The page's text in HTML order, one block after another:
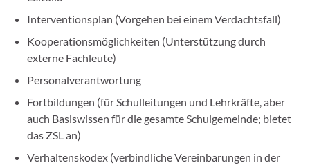
Interventionsplan (Vorgehen bei einem Verdachtsfall)
Kooperationsmöglichkeiten (Unterstützung durch
externe Fachleute)
Personalverantwortung
Fortbildungen (für Schulleitungen und Lehrkräfte, aber
auch Basiswissen für die gesamte Schulgemeinde; bietet
das ZSL an)
Verhaltenskodex (verbindliche Vereinbarungen in der